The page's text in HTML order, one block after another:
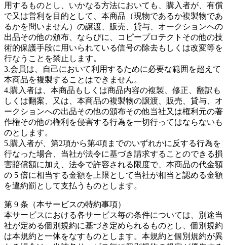
用するものとし、いかなる方法においても、購入者が、有償
で又は営利を目的として、本商品（現物であるか複製物であ
るかを問いません）の譲渡、販売、貸与、オークションへの
出品その他の頒布、ならびに、コピープロテクトその他の技
術的保護手段に用いられている信号の除去もしくは改変等を
行なうことを禁止します。
3.会員は、自己において利用するために必要な範囲を超えて
本商品を複製することはできません。
4.購入者は、本商品もしくは商品内容の複製、修正、翻訳も
しくは翻案、又は、本商品の複製物の譲渡、販売、貸与、オ
ークションへの出品その他の頒布その他当社又は権利元の著
作権その他の権利を侵害する行為を一切行ってはならないも
のとします。
5.購入者が、第2項から第4項までのいずれかに反する行為を
行なった場合、当社が法令に基づき請求することのできる損
害賠償額に加え、法令で許容される限度で、本商品の代金額
の 5 倍に相当する金額を上限として当社が相当と認める金額
を違約罰として支払うものとします。
第 9 条（本サービスの特約事項）
本サービスにおける各サービス毎の条件については、別途当
社が定める個別規約に基づき定められるものとし、個別規約
は本規約と一体をなすものとします。本規約と個別規約が異